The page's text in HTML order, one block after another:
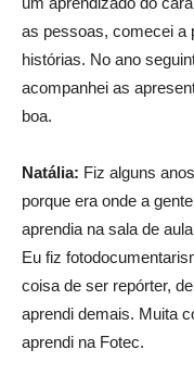
as pessoas, comecei a
histórias. No ano
acompanhei as
boa.
Natália: Fiz alguns
porque era onde a
aprendia na sala de
Eu fiz
coisa de ser repórter,
aprendi demais. Muita
aprendi na Fotec.